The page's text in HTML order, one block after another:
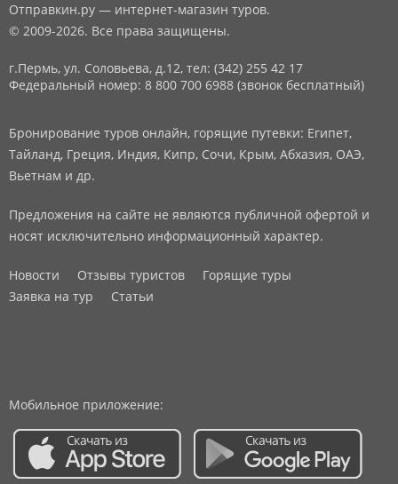
Отправкин.ру — интернет-магазин туров.
© 2009-2026. Все права защищены.
г.Пермь, ул. Соловьева, д.12, тел: (342) 255 42 17
Федеральный номер: 8 800 700 6988 (звонок бесплатный)
Бронирование туров онлайн, горящие путевки: Египет,
Тайланд, Греция, Индия, Кипр, Сочи, Крым, Абхазия, ОАЭ,
Вьетнам и др.
Предложения на сайте не являются публичной офертой и
носят исключительно информационный характер.
Новости Отзывы туристов
Горящие туры
Заявка на тур
Статьи
Мобильное приложение: